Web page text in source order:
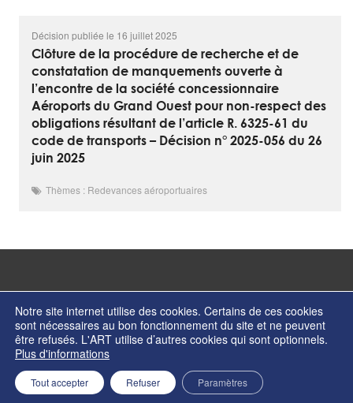
Décision publiée le 16 juillet 2025
Clôture de la procédure de recherche et de
constatation de manquements ouverte à
l’encontre de la société concessionnaire
Aéroports du Grand Ouest pour non-respect des
obligations résultant de l’article R. 6325-61 du
code de transports – Décision n° 2025-056 du 26
juin 2025
Thèmes : Redevances aéroportuaires
© Copyright 2026 - Autorité de régulation des transports - ISSN 2274-2123
Retour en haut de page
Notre site internet utilise des cookies. Certains de ces cookies
sont nécessaires au bon fonctionnement du site et ne peuvent
être refusés. L'ART utilise d’autres cookies qui sont optionnels.
Plus d'informations
Tout accepter Refuser Paramètres